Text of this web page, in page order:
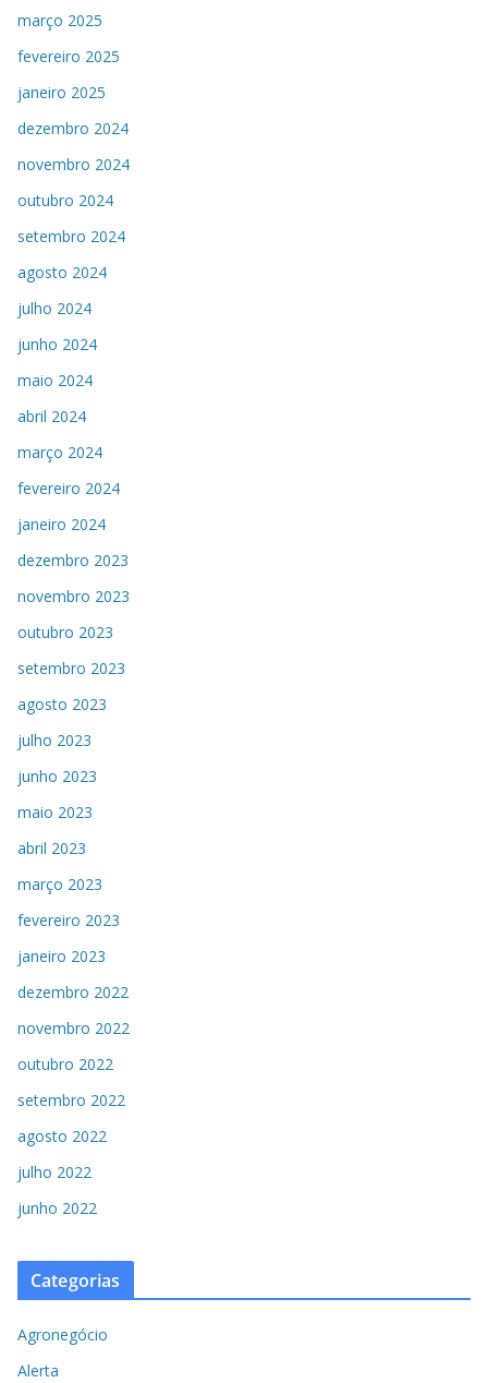
março 2025
fevereiro 2025
janeiro 2025
dezembro 2024
novembro 2024
outubro 2024
setembro 2024
agosto 2024
julho 2024
junho 2024
maio 2024
abril 2024
março 2024
fevereiro 2024
janeiro 2024
dezembro 2023
novembro 2023
outubro 2023
setembro 2023
agosto 2023
julho 2023
junho 2023
maio 2023
abril 2023
março 2023
fevereiro 2023
janeiro 2023
dezembro 2022
novembro 2022
outubro 2022
setembro 2022
agosto 2022
julho 2022
junho 2022
Categorias
Agronegócio
Alerta